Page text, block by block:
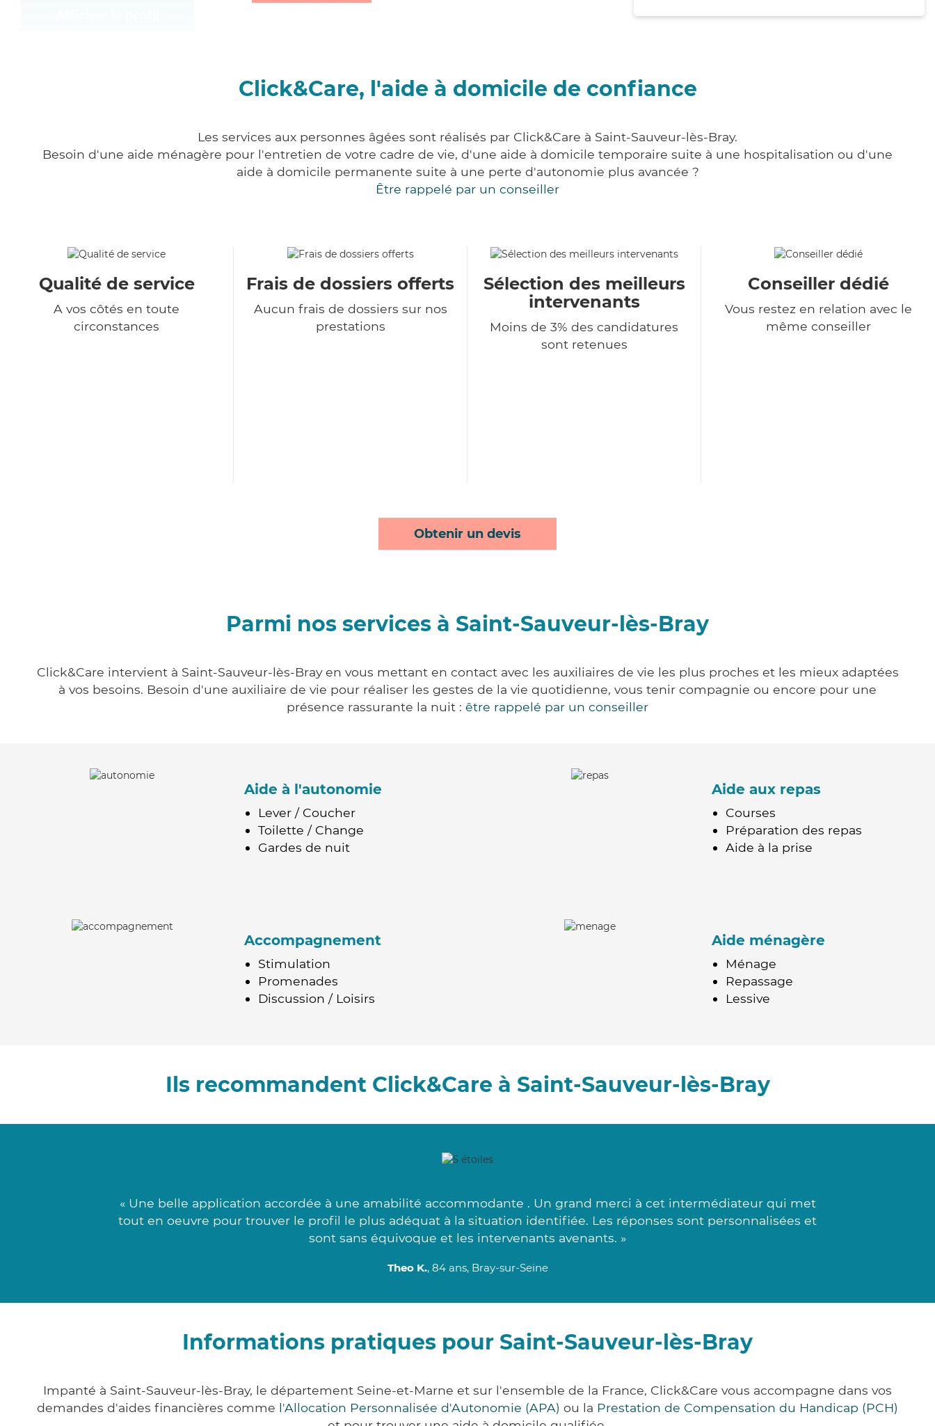
Click&Care, l'aide à domicile de confiance
Les services aux personnes âgées sont réalisés par Click&Care à Saint-Sauveur-lès-Bray.
Besoin d'une aide ménagère pour l'entretien de votre cadre de vie, d'une aide à domicile temporaire suite à une hospitalisation ou d'une
aide à domicile permanente suite à une perte d'autonomie plus avancée ?
Être rappelé par un conseiller
Qualité de service
A vos côtés en toute
circonstances
Frais de dossiers offerts
Aucun frais de dossiers sur nos
prestations
Sélection des meilleurs
intervenants
Moins de 3% des candidatures
sont retenues
Conseiller dédié
Vous restez en relation avec le
même conseiller
Obtenir un devis
Parmi nos services à Saint-Sauveur-lès-Bray
Click&Care intervient à Saint-Sauveur-lès-Bray en vous mettant en contact avec les auxiliaires de vie les plus proches et les mieux adaptées
à vos besoins. Besoin d'une auxiliaire de vie pour réaliser les gestes de la vie quotidienne, vous tenir compagnie ou encore pour une
présence rassurante la nuit : être rappelé par un conseiller
Aide à l'autonomie
Lever / Coucher
Toilette / Change
Gardes de nuit
Aide aux repas
Courses
Préparation des repas
Aide à la prise
Accompagnement
Stimulation
Promenades
Discussion / Loisirs
Aide ménagère
Ménage
Repassage
Lessive
Ils recommandent Click&Care à Saint-Sauveur-lès-Bray
« Une belle application accordée à une amabilité accommodante . Un grand merci à cet intermédiateur qui met
tout en oeuvre pour trouver le profil le plus adéquat à la situation identifiée. Les réponses sont personnalisées et
sont sans équivoque et les intervenants avenants. »
Theo K., 84 ans, Bray-sur-Seine
Informations pratiques pour Saint-Sauveur-lès-Bray
Impanté à Saint-Sauveur-lès-Bray, le département Seine-et-Marne et sur l'ensemble de la France, Click&Care vous accompagne dans vos
demandes d'aides financières comme l'Allocation Personnalisée d'Autonomie (APA) ou la Prestation de Compensation du Handicap (PCH)